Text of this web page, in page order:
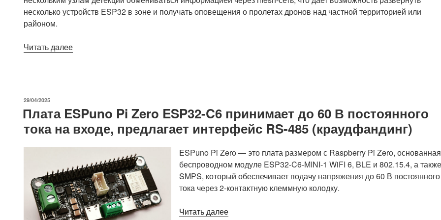
несколько устройств ESP32 в зоне и получать оповещения о пролетах дронов над частной территорией или
районом.
Читать далее«Картографирование
с
использованием
C3/S3
и
Meshtastic
LoRa»
ОПУБЛИКОВАНО
29/04/2025
Плата ESPuno Pi Zero ESP32-C6 принимает до 60 В постоянного
тока на входе, предлагает интерфейс RS-485 (краудфандинг)
ESPuno Pi Zero — это плата размером с Raspberry Pi Zero,
беспроводном модуле ESP32-C6-MINI-1 WiFI 6, BLE и 802.15.4, а также
SMPS, который обеспечивает подачу напряжения до 60 В постоянного
тока через 2-контактную клеммную колодку.
Читать далее«Плата